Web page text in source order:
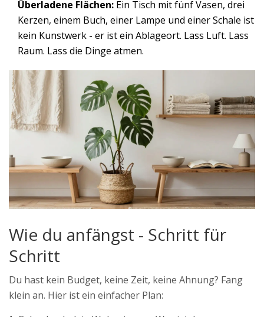
Überladene Flächen: Ein Tisch mit fünf Vasen, drei
Kerzen, einem Buch, einer Lampe und einer Schale ist
kein Kunstwerk - er ist ein Ablageort. Lass Luft. Lass
Raum. Lass die Dinge atmen.
Wie du anfängst - Schritt für
Schritt
Du hast kein Budget, keine Zeit, keine Ahnung? Fang
klein an. Hier ist ein einfacher Plan: